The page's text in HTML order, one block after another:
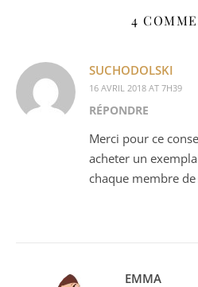
4
SUCHODOLSKI
16 AVRIL 2018 AT 7H39
RÉPONDRE
Merci pour ce
acheter un
chaque membre
EMMA